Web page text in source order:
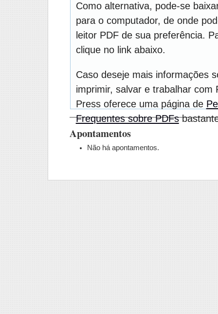
Como alternativa, pode-se
para o computador, de onde
leitor PDF de sua preferência.
clique no link abaixo.
Caso deseje mais informações
imprimir, salvar e trabalhar com
Press oferece uma página de
Frequentes sobre PDFs
Apontamentos
Não há apontamentos.